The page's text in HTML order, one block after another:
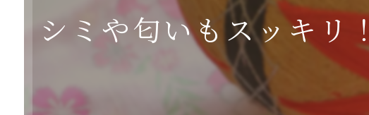
名水洗いについて
染み抜きについて
丸洗いについて
プレスについて
シミや匂いもスッキリ